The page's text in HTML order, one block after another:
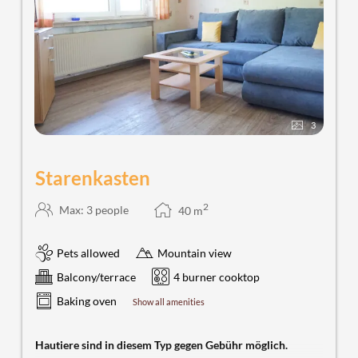
3
Starenkasten
Max: 3 people 40 m2
Pets allowed
Mountain view
Balcony/terrace
4 burner cooktop
Baking oven
Show all amenities
Hautiere sind in diesem Typ gegen Gebühr möglich.